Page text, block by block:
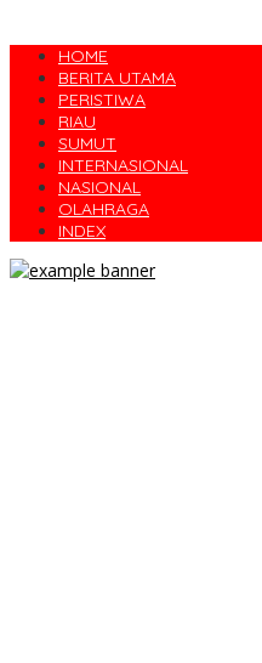
HOME
BERITA UTAMA
PERISTIWA
RIAU
SUMUT
INTERNASIONAL
NASIONAL
OLAHRAGA
INDEX